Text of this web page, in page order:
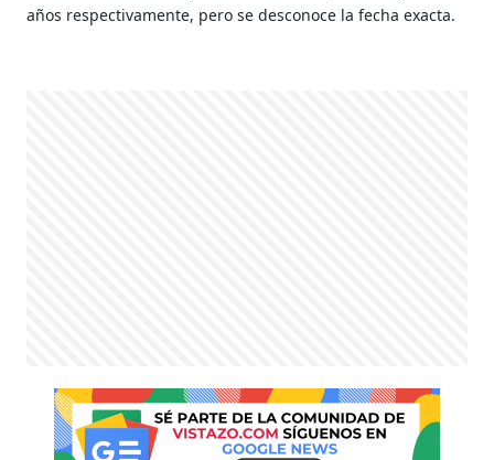
años respectivamente, pero se desconoce la fecha exacta.